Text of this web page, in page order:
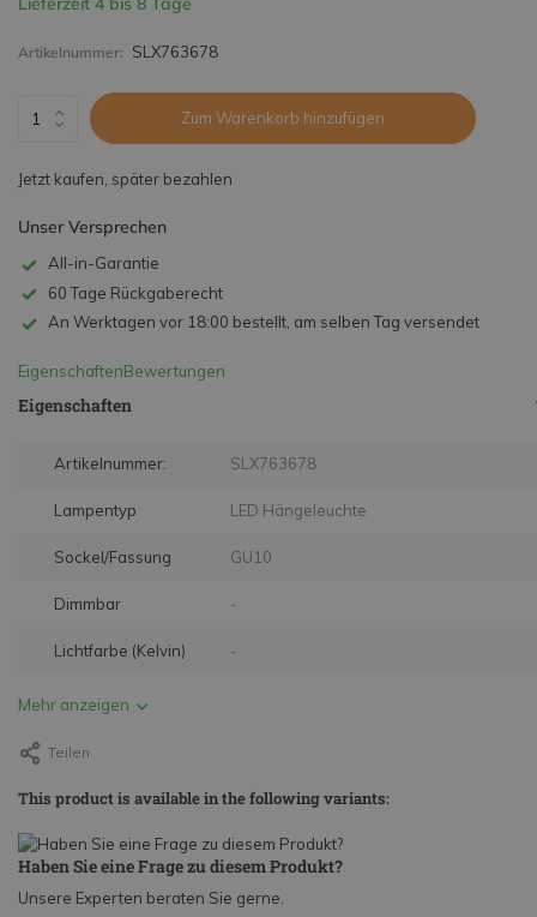
Artikelnummer: SLX763678
Zum Warenkorb hinzufügen
Jetzt kaufen, später bezahlen
Unser Versprechen
All-in-Garantie
60 Tage Rückgaberecht
An Werktagen vor 18:00 bestellt, am selben Tag versendet
EigenschaftenBewertungen
Eigenschaften
Artikelnummer: SLX763678
Lampentyp LED Hängeleuchte
Sockel/Fassung GU10
Dimmbar -
Lichtfarbe (Kelvin) -
Mehr anzeigen
Teilen
This product is available in the following variants:
Haben Sie eine Frage zu diesem Produkt?
Unsere Experten beraten Sie gerne.